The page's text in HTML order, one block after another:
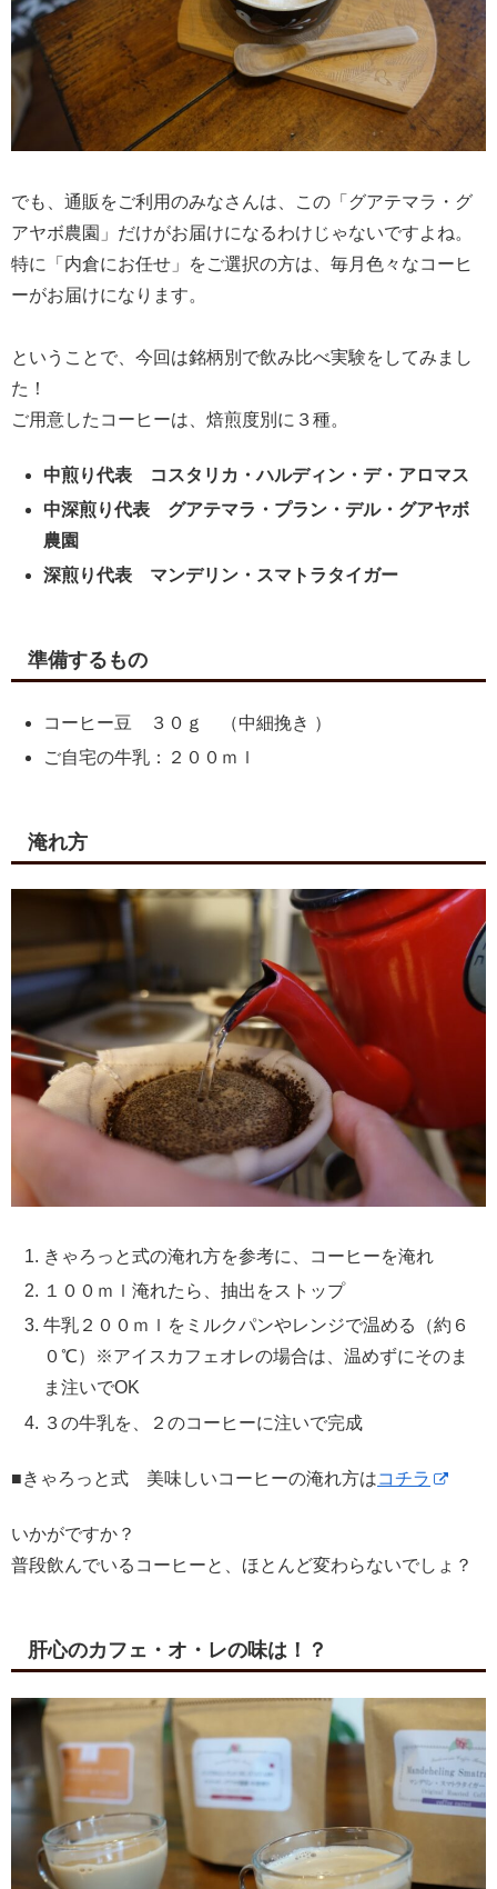
でも、通販をご利用のみなさんは、この「グアテマラ・グ
アヤボ農園」だけがお届けになるわけじゃないですよね。
特に「内倉にお任せ」をご選択の方は、毎月色々なコーヒ
ーがお届けになります。
ということで、今回は銘柄別で飲み比べ実験をしてみまし
た！
ご用意したコーヒーは、焙煎度別に３種。
中煎り代表 コスタリカ・ハルディン・デ・アロマス
中深煎り代表 グアテマラ・プラン・デル・グアヤボ
農園
深煎り代表 マンデリン・スマトラタイガー
準備するもの
コーヒー豆 ３０ｇ （中細挽き ）
ご自宅の牛乳：２００ｍｌ
淹れ方
きゃろっと式の淹れ方を参考に、コーヒーを淹れ
１００ｍｌ淹れたら、抽出をストップ
牛乳２００ｍｌをミルクパンやレンジで温める（約６
０℃）※アイスカフェオレの場合は、温めずにそのま
ま注いでOK
３の牛乳を、２のコーヒーに注いで完成
■きゃろっと式 美味しいコーヒーの淹れ方はコチラ
いかがですか？
普段飲んでいるコーヒーと、ほとんど変わらないでしょ？
肝心のカフェ・オ・レの味は！？